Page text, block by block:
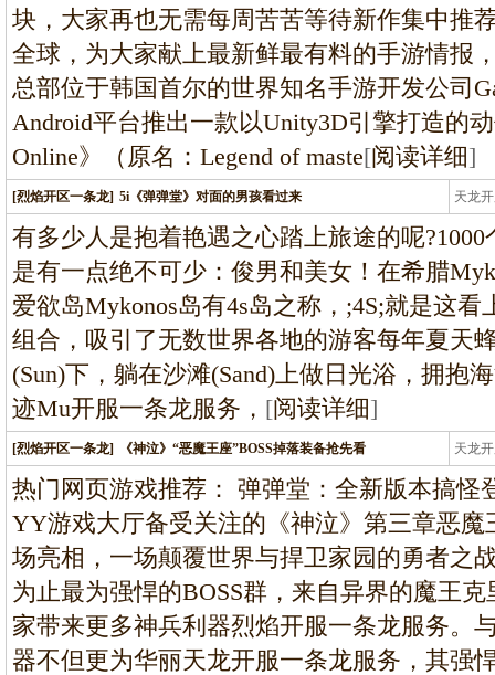
块，大家再也无需每周苦苦等待新作集中推
全球，为大家献上最新鲜最有料的手游情报
总部位于韩国首尔的世界知名手游开发公司
Android平台推出一款以Unity3D引擎打造的
Online》（原名：Legend of maste[阅读详细]
[烈焰开区一条龙] 5i《弹弹堂》对面的男孩看过来 天龙
龙
有多少人是抱着艳遇之心踏上旅途的呢
是有一点绝不可少：俊男和美女！在希腊
爱欲岛Mykonos岛有4s岛之称，;4S;就是这
组合，吸引了无数世界各地的游客每年夏天
(Sun)下，躺在沙滩(Sand)上做日光浴，拥抱
迹Mu开服一条龙服务， [阅读详细]
[烈焰开区一条龙] 《神泣》“恶魔王座”BOSS掉落装备抢先看 天龙
龙
热门网页游戏推荐： 弹弹堂：全新版本搞怪
YY游戏大厅备受关注的《神泣》第三章恶
场亮相，一场颠覆世界与捍卫家园的勇者之
为止最为强悍的BOSS群，来自异界的魔王
家带来更多神兵利器烈焰开服一条龙服务。
器不但更为华丽天龙开服一条龙服务，其强